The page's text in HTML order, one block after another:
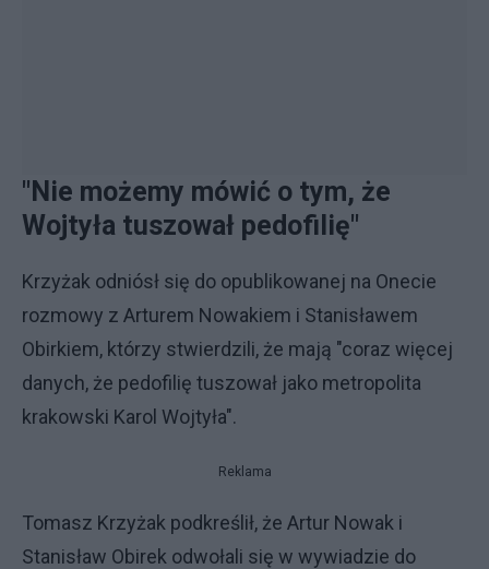
"Nie możemy mówić o tym, że
Wojtyła tuszował pedofilię"
Krzyżak odniósł się do opublikowanej na Onecie
rozmowy z Arturem Nowakiem i Stanisławem
Obirkiem, którzy stwierdzili, że mają "coraz więcej
danych, że pedofilię tuszował jako metropolita
krakowski Karol Wojtyła".
Reklama
Tomasz Krzyżak podkreślił, że Artur Nowak i
Stanisław Obirek odwołali się w wywiadzie do